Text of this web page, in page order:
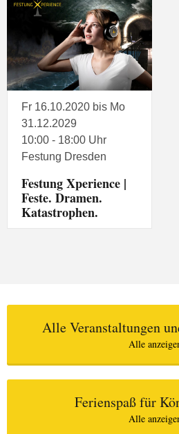
Fr 16.10.2020 bis Mo
31.12.2029
10:00 - 18:00 Uhr
Festung Dresden
Festung Xperience |
Feste. Dramen.
Katastrophen.
Alle Veranstaltungen
Alle
Ferienspaß für
Alle